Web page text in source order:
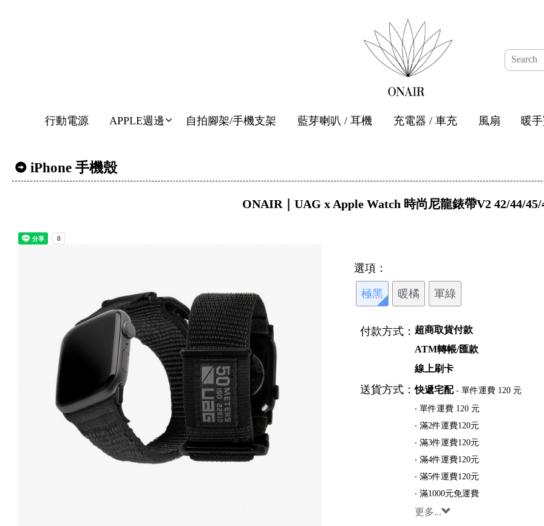
行動電源 APPLE週邊 自拍腳架/手機支架 藍芽喇叭 / 耳機 充電器 / 車充 風扇 暖
iPhone 手機殼
ONAIR｜UAG x Apple Watch 時尚尼龍錶帶V2 42/44/45/
選項：
極黑 暖橘 軍綠
付款方式：超商取貨付款
ATM轉帳/匯款
線上刷卡
送貨方式：快遞宅配- 單件運費 120 元
‧ 單件運費 120 元
‧ 滿2件運費120元
‧ 滿3件運費120元
‧ 滿4件運費120元
‧ 滿5件運費120元
‧ 滿1000元免運費
更多...